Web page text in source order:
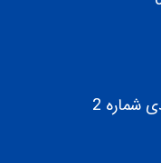
شماره 2